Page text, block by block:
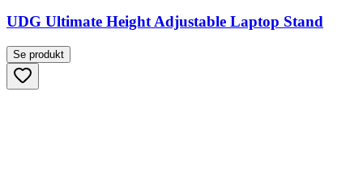
UDG Ultimate Height Adjustable Laptop Stand
Se produkt